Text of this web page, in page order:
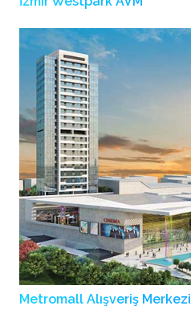
Metromall Alışveriş Merkezi